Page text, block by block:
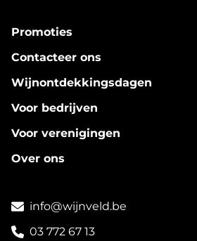
Promoties
Contacteer ons
Wijnontdekkingsdagen
Voor bedrijven
Voor verenigingen
Over ons
info@wijnveld.be
03 772 67 13